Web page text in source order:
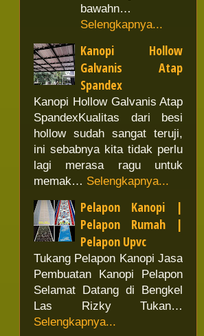
bawahn…
Selengkapnya...
Kanopi Hollow
Galvanis Atap
Spandex
Kanopi Hollow Galvanis Atap
SpandexKualitas dari besi
hollow sudah sangat teruji,
ini sebabnya kita tidak perlu
lagi merasa ragu untuk
memak… Selengkapnya...
Pelapon Kanopi |
Pelapon Rumah |
Pelapon Upvc
Tukang Pelapon Kanopi Jasa
Pembuatan Kanopi Pelapon
Selamat Datang di Bengkel
Las Rizky Tukan…
Selengkapnya...